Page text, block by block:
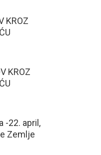
KROZ
KROZ
-22. april,
Zemlje